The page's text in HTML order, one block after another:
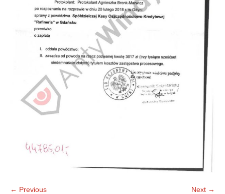
← Previous Next →